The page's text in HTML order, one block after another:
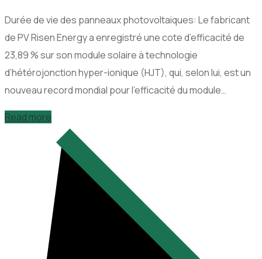
Durée de vie des panneaux photovoltaiques: Le fabricant
de PV Risen Energy a enregistré une cote d’efficacité de
23,89 % sur son module solaire à technologie
d’hétérojonction hyper-ionique (HJT), qui, selon lui, est un
nouveau record mondial pour l’efficacité du module…
Read more